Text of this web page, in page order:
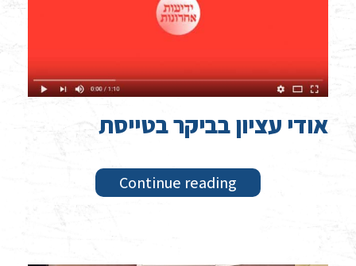
אודי עציון בביקר בטייסת
Continue reading